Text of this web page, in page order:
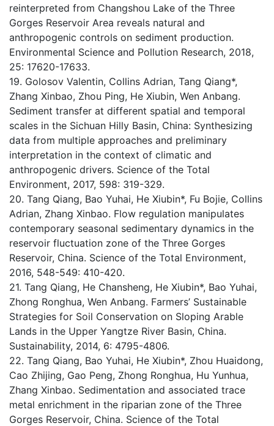
reinterpreted from Changshou Lake of the Three
Gorges Reservoir Area reveals natural and
anthropogenic controls on sediment production.
Environmental Science and Pollution Research, 2018,
25: 17620-17633.
19. Golosov Valentin, Collins Adrian, Tang Qiang*,
Zhang Xinbao, Zhou Ping, He Xiubin, Wen Anbang.
Sediment transfer at different spatial and temporal
scales in the Sichuan Hilly Basin, China: Synthesizing
data from multiple approaches and preliminary
interpretation in the context of climatic and
anthropogenic drivers. Science of the Total
Environment, 2017, 598: 319-329.
20. Tang Qiang, Bao Yuhai, He Xiubin*, Fu Bojie, Collins
Adrian, Zhang Xinbao. Flow regulation manipulates
contemporary seasonal sedimentary dynamics in the
reservoir fluctuation zone of the Three Gorges
Reservoir, China. Science of the Total Environment,
2016, 548-549: 410-420.
21. Tang Qiang, He Chansheng, He Xiubin*, Bao Yuhai,
Zhong Ronghua, Wen Anbang. Farmers’ Sustainable
Strategies for Soil Conservation on Sloping Arable
Lands in the Upper Yangtze River Basin, China.
Sustainability, 2014, 6: 4795-4806.
22. Tang Qiang, Bao Yuhai, He Xiubin*, Zhou Huaidong,
Cao Zhijing, Gao Peng, Zhong Ronghua, Hu Yunhua,
Zhang Xinbao. Sedimentation and associated trace
metal enrichment in the riparian zone of the Three
Gorges Reservoir, China. Science of the Total